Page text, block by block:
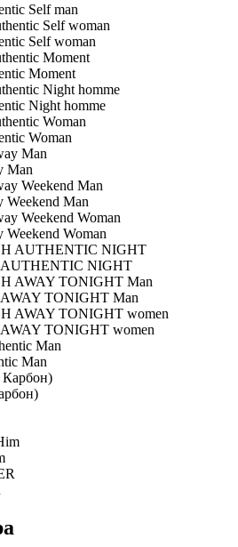
Self man
Self woman
Moment
Night homme
Woman
Man
Weekend Man
Woman
NIGHT
TONIGHT Man
TONIGHT women
Man